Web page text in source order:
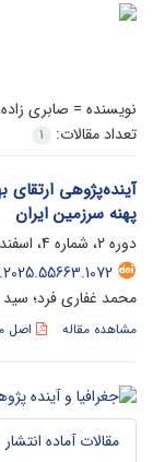
نویسنده = صابری
تعداد مقالات:
1
آینده‌پژوهی ارتقای
پهنه سرزمین ایران
دوره 2، شماره 4، اسفند 1403، صفحه
محمد غفاری فرد؛
مشاهده مقاله اصل
مقالات آماده انتشار